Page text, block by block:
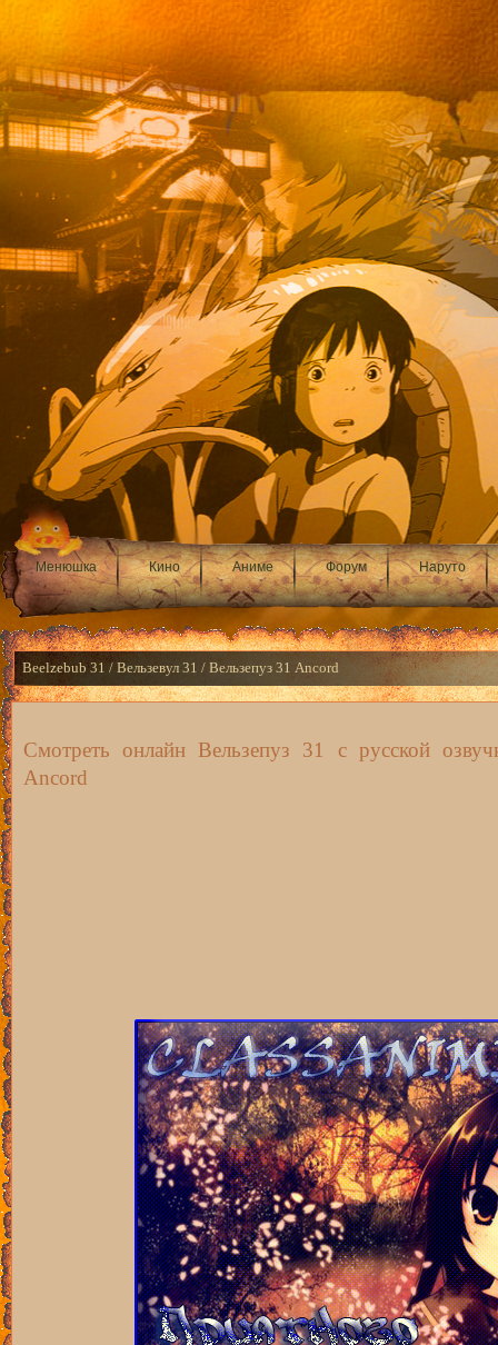
Менюшка Кино Аниме Форум Наруто
Beelzebub 31 / Вельзевул 31 / Вельзепуз 31 Ancord
Смотреть онлайн Вельзепуз 31 с русской
Ancord